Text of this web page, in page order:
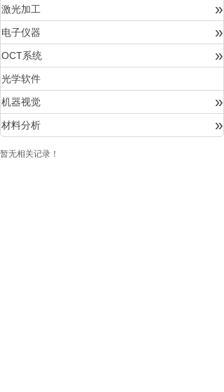
激光加工 »
电子仪器 »
OCT系统 »
光学软件
机器视觉 »
材料分析 »
暂无相关记录！